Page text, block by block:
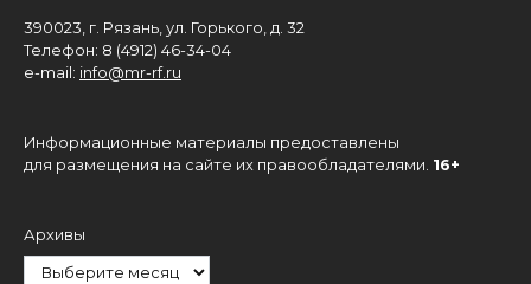
390023, г. Рязань, ул. Горького, д. 32
Телефон: 8 (4912) 46-34-04
e-mail: info@mr-rf.ru
Информационные материалы предоставлены
для размещения на сайте их правообладателями. 16+
Архивы